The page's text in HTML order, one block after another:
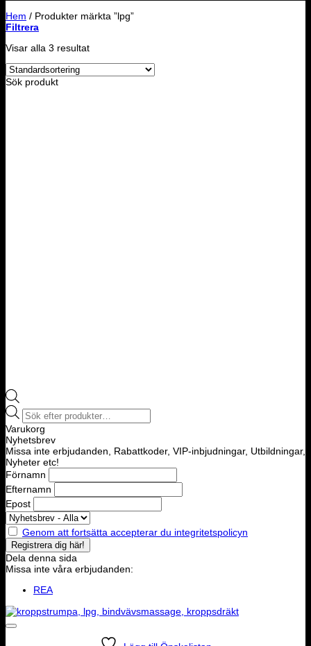
Hem / Produkter märkta ”lpg”
Filtrera
Visar alla 3 resultat
Sök produkt
Products
search
Varukorg
Nyhetsbrev
Missa inte erbjudanden, Rabattkoder, VIP-inbjudningar, Utbildningar,
Nyheter etc!
Förnamn
Efternamn
Epost
Genom att fortsätta accepterar du integritetspolicyn
Dela denna sida
Missa inte våra erbjudanden:
REA